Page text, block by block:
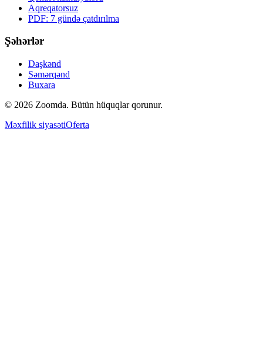
Aqreqatorsuz
PDF: 7 gündə çatdırılma
Şəhərlər
Daşkənd
Səmərqənd
Buxara
© 2026 Zoomda. Bütün hüquqlar qorunur.
Məxfilik siyasətiOferta